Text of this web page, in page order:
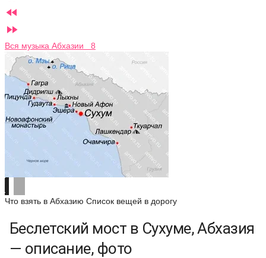


Вся музыка Абхазии 8
Что взять в Абхазию Список вещей в дорогу
Беслетский мост в Сухуме, Абхазия
— описание, фото